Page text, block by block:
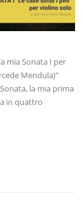
mia Sonata I per
Mendula)”
la mia prima
in quattro